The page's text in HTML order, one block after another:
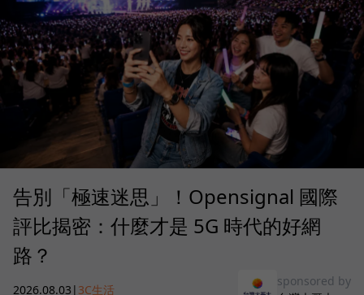
告別「極速迷思」！Opensignal 國際
評比揭密：什麼才是 5G 時代的好網
路？
2026.08.03 | 3C生活
sponsored by